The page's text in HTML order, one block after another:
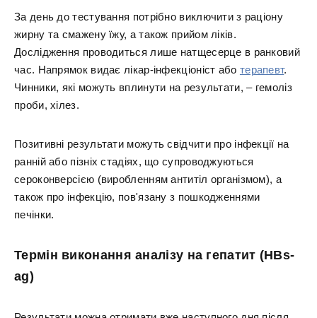
За день до тестування потрібно виключити з раціону
жирну та смажену їжу, а також прийом ліків.
Дослідження проводиться лише натщесерце в ранковий
час. Напрямок видає лікар-інфекціоніст або терапевт.
Чинники, які можуть вплинути на результати, – гемоліз
проби, хілез.
Позитивні результати можуть свідчити про інфекції на
ранній або пізніх стадіях, що супроводжуються
сероконверсією (виробленням антитіл організмом), а
також про інфекцію, пов'язану з пошкодженнями
печінки.
Термін виконання аналізу на гепатит (HBs-
ag)